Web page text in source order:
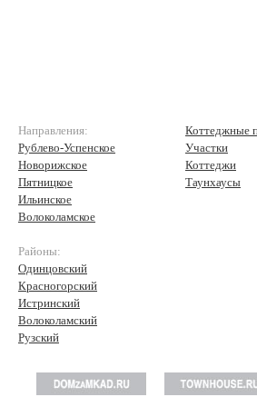
Направления:
Рублево-Успенское
Новорижское
Пятницкое
Ильинское
Волоколамское
Районы:
Одинцовский
Красногорский
Истринский
Волоколамский
Рузский
Коттеджные
Участки
Коттеджи
Таунхаусы